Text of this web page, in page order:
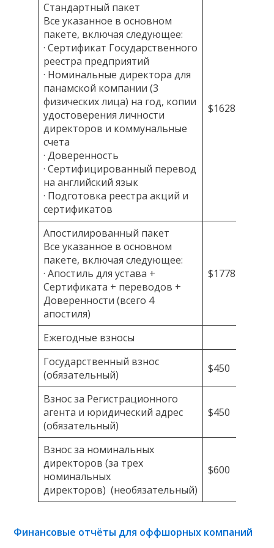
Стандартный пакет
Все указанное в основном
пакете, включая следующее:
· Сертификат Государственного
реестра предприятий
· Номинальные директора для
панамской компании (3
физических лица) на год, копии
удостоверения личности
директоров и коммунальные
счета
· Доверенность
· Сертифицированный перевод
на английский язык
· Подготовка реестра акций и
сертификатов
$1628
Апостилированный пакет
Все указанное в основном
пакете, включая следующее:
· Апостиль для устава +
Сертификата + переводов +
Доверенности (всего 4
апостиля)
$1778
Ежегодные взносы
Государственный взнос
(обязательный)
$450
Взнос за Регистрационного
агента и юридический адрес
(обязательный)
$450
Взнос за номинальных
директоров (за трех
номинальных
директоров) (необязательный)
$600
Финансовые отчёты для оффшорных компаний